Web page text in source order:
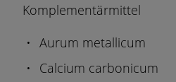
Komplementärmittel
Aurum metallicum
Calcium carbonicum